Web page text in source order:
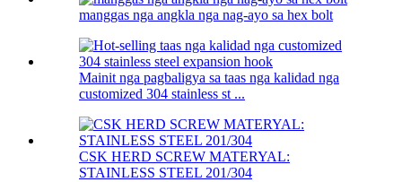
manggas nga angkla nga nag-ayo sa hex bolt
Mainit nga pagbaligya sa taas nga kalidad nga
customized 304 stainless st ...
CSK HERD SCREW MATERYAL:
STAINLESS STEEL 201/304